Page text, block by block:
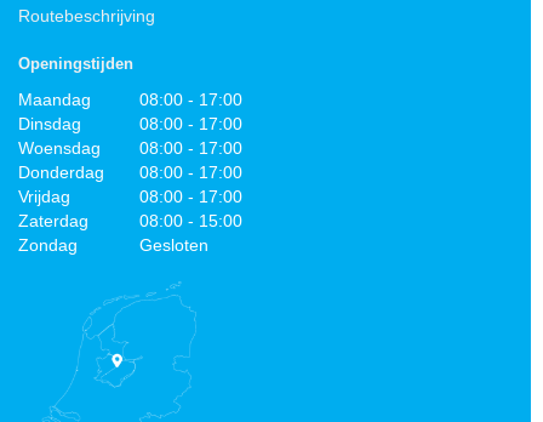
Routebeschrijving
Openingstijden
Maandag
08:00 - 17:00
Dinsdag
08:00 - 17:00
Woensdag
08:00 - 17:00
Donderdag
08:00 - 17:00
Vrijdag
08:00 - 17:00
Zaterdag
08:00 - 15:00
Zondag
Gesloten